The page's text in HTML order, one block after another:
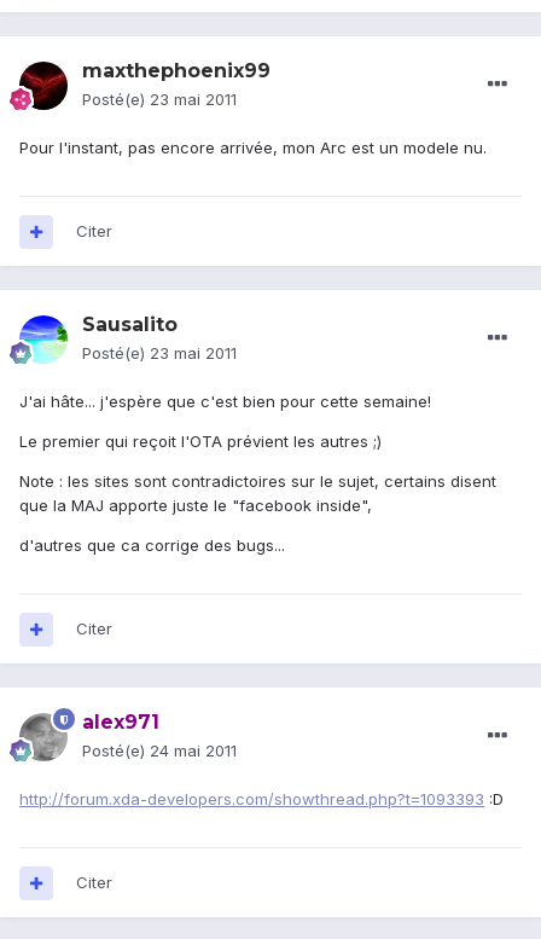
maxthephoenix99
Posté(e) 23 mai 2011
Pour l'instant, pas encore arrivée, mon Arc est un modele nu.
Citer
Sausalito
Posté(e) 23 mai 2011
J'ai hâte... j'espère que c'est bien pour cette semaine!
Le premier qui reçoit l'OTA prévient les autres ;)
Note : les sites sont contradictoires sur le sujet, certains disent
que la MAJ apporte juste le "facebook inside",
d'autres que ca corrige des bugs...
Citer
alex971
Posté(e) 24 mai 2011
http://forum.xda-developers.com/showthread.php?t=1093393 :D
Citer